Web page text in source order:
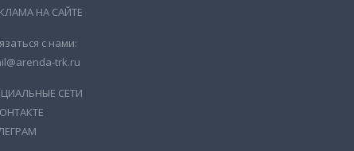
НА САЙТЕ
с нами:
trk.ru
СЕТИ